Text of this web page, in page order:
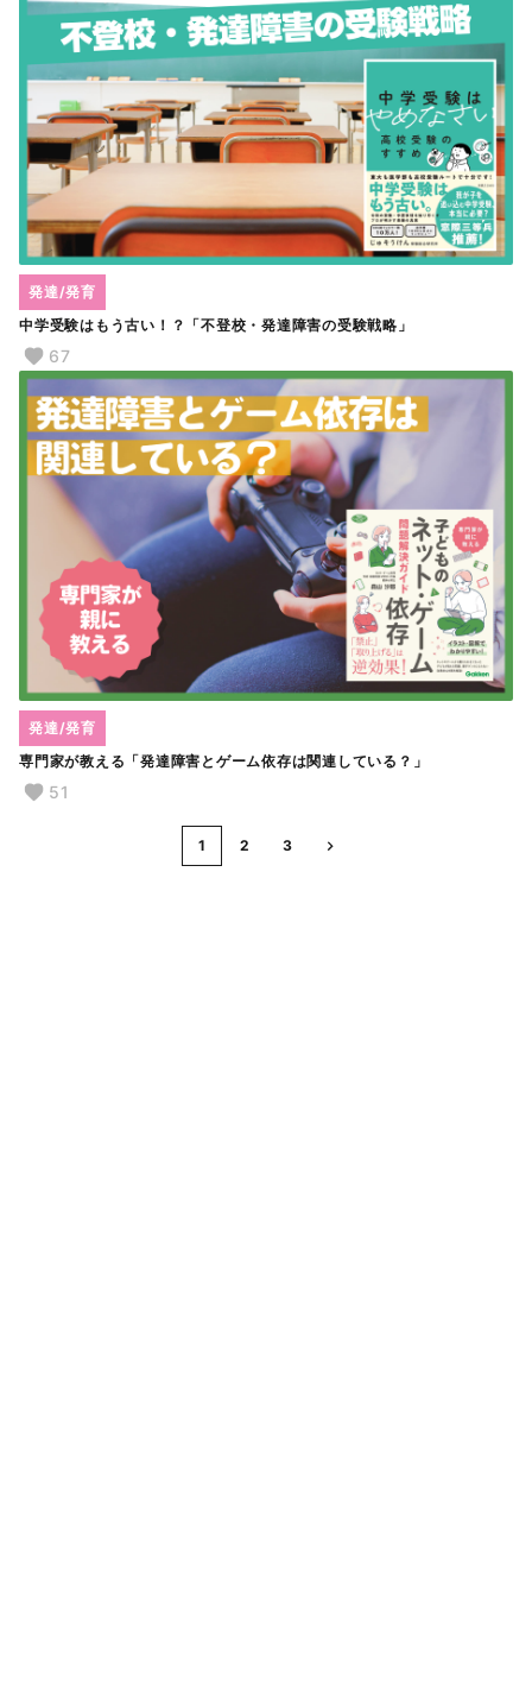
中学受験はもう古い！？「不登校・発達障害の受験戦略」
発達/発育
67
専門家が教える「発達障害とゲーム依存は関連している？」
発達/発育
51
1 2 3